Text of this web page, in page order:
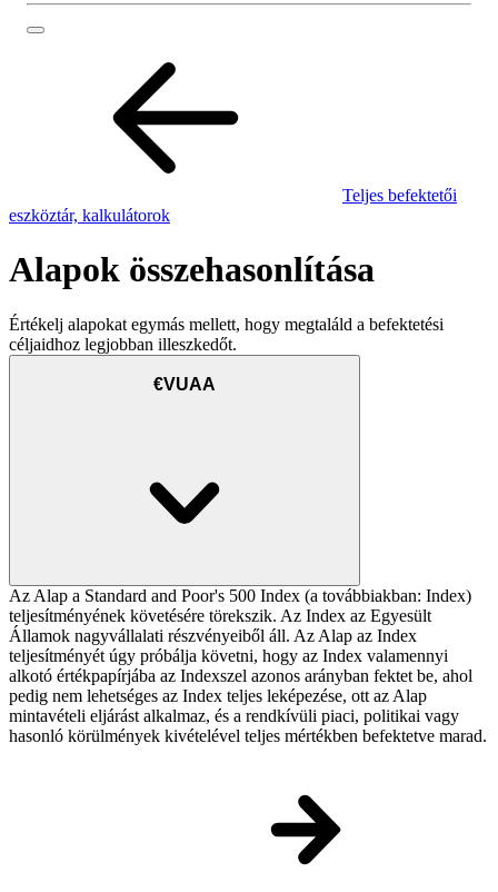
Teljes befektetői
eszköztár, kalkulátorok
Alapok összehasonlítása
Értékelj alapokat egymás mellett, hogy megtaláld a befektetési
céljaidhoz legjobban illeszkedőt.
€VUAA
Az Alap a Standard and Poor's 500 Index (a továbbiakban: Index)
teljesítményének követésére törekszik. Az Index az Egyesült
Államok nagyvállalati részvényeiből áll. Az Alap az Index
teljesítményét úgy próbálja követni, hogy az Index valamennyi
alkotó értékpapírjába az Indexszel azonos arányban fektet be, ahol
pedig nem lehetséges az Index teljes leképezése, ott az Alap
mintavételi eljárást alkalmaz, és a rendkívüli piaci, politikai vagy
hasonló körülmények kivételével teljes mértékben befektetve marad.